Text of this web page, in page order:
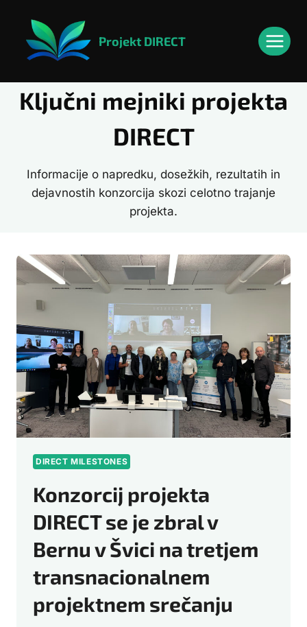
content
Projekt DIRECT
Ključni mejniki projekta
DIRECT
Informacije o napredku, dosežkih, rezultatih in
dejavnostih konzorcija skozi celotno trajanje
projekta.
DIRECT MILESTONES
Konzorcij projekta
DIRECT se je zbral v
Bernu v Švici na tretjem
transnacionalnem
projektnem srečanju